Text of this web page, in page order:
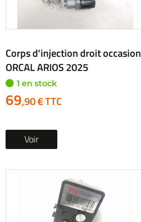
Corps d'injection droit occasion
ORCAL ARIOS 2025
1 en stock
69,90 € TTC
Voir